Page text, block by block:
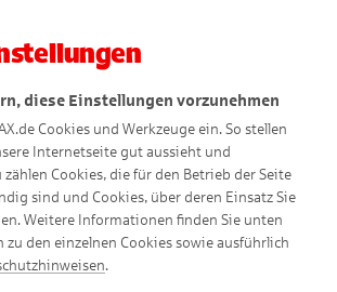
diese Einstellungen vorzunehmen
Cookies und Werkzeuge ein. So stellen
Internetseite gut aussieht und
Cookies, die für den Betrieb der Seite
sind und Cookies, über deren Einsatz Sie
Weitere Informationen finden Sie unten
zu den einzelnen Cookies sowie ausführlich
.